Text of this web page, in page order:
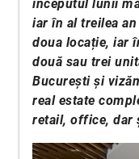
începutul lunii
iar în al treilea
doua locație, iar
două sau trei
București și
real estate
retail, office, dar